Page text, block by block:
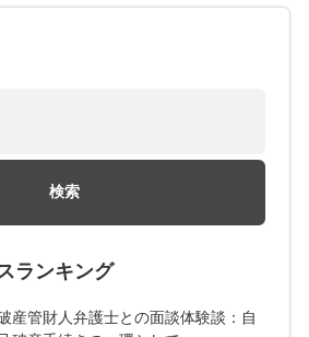
ランキング
産管財人弁護士との面談体験談：自